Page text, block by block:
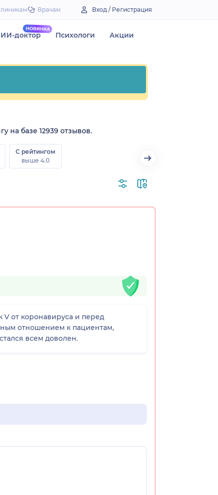
Врачам Вход / Регистрация
ИИ-доктор Психологи Акции
на базе 12939 отзывов.
С рейтингом
выше 4.0
от коронавируса и перед
отношением к пациентам,
всем доволен.